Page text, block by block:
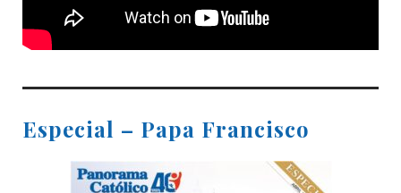
Especial – Papa Francisco